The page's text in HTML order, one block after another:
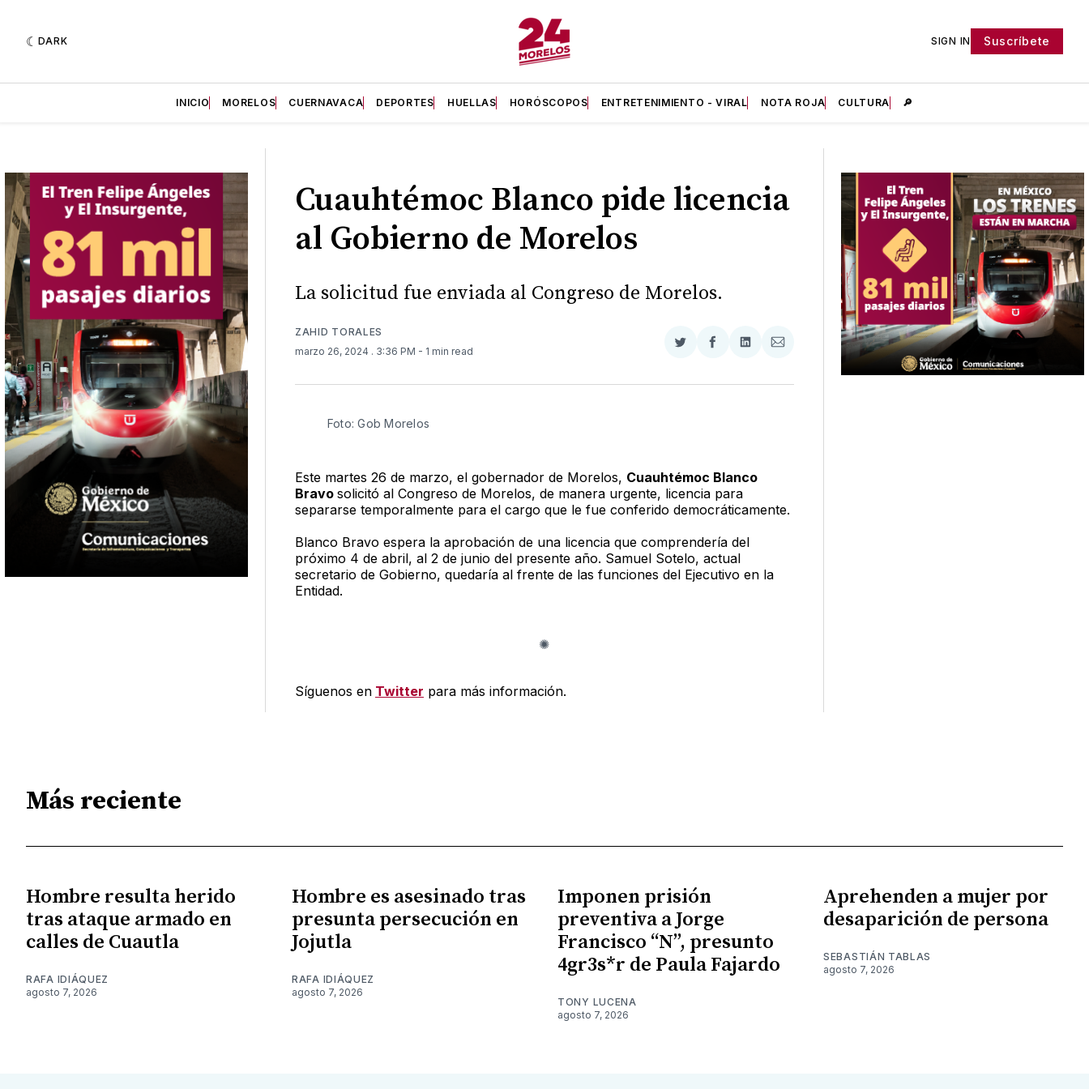
DARK SIGN IN Suscríbete
INICIO MORELOS CUERNAVACA DEPORTES HUELLAS HORÓSCOPOS ENTRETENIMIENTO - VIRAL NOTA ROJA CULTURA 🔎
Cuauhtémoc Blanco pide licencia
al Gobierno de Morelos
La solicitud fue enviada al Congreso de Morelos.
ZAHID TORALES
marzo 26, 2024 . 3:36 PM - 1 min read
Compartir
Twitter
Compartir
Facebook
Compartir
LinkedIn
Compartir
Email
Foto: Gob Morelos
Este martes 26 de marzo, el gobernador de Morelos, Cuauhtémoc Blanco
Bravo solicitó al Congreso de Morelos, de manera urgente, licencia para
separarse temporalmente para el cargo que le fue conferido democráticamente.
Blanco Bravo espera la aprobación de una licencia que comprendería del
próximo 4 de abril, al 2 de junio del presente año. Samuel Sotelo, actual
secretario de Gobierno, quedaría al frente de las funciones del Ejecutivo en la
Entidad.
Síguenos en Twitter para más información.
Más reciente
Hombre resulta herido
tras ataque armado en
calles de Cuautla
RAFA IDIÁQUEZ
agosto 7, 2026
Hombre es asesinado tras
presunta persecución en
Jojutla
RAFA IDIÁQUEZ
agosto 7, 2026
Imponen prisión
preventiva a Jorge
Francisco “N”, presunto
4gr3s*r de Paula Fajardo
TONY LUCENA
agosto 7, 2026
Aprehenden a mujer por
desaparición de persona
SEBASTIÁN TABLAS
agosto 7, 2026